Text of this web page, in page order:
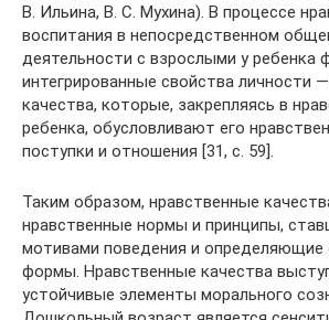
В. Ильина, В. С. Мухина). В процессе
воспитания в непосредственном
деятельности с взрослыми у ребенка
интегрированные свойства личности
качества, которые, закрепляясь в
ребенка, обусловливают его
поступки и отношения [31, с. 59].
Таким образом, нравственные
нравственные нормы и принципы,
мотивами поведения и определяющие
формы. Нравственные качества
устойчивые элементы морального